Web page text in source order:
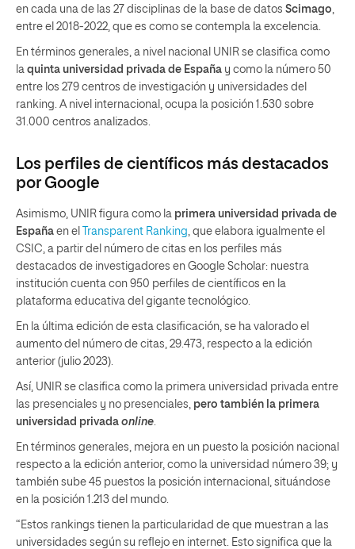
en cada una de las 27 disciplinas de la base de datos Scimago
entre el 2018-2022, que es como se contempla la excelencia.
En términos generales, a nivel nacional UNIR se clasifica como
la quinta universidad privada de España y como la número 50
entre los 279 centros de investigación y universidades del
ranking. A nivel internacional, ocupa la posición 1.530 sobre
31.000 centros analizados.
Los perfiles de científicos más destacados
por Google
Asimismo, UNIR figura como la primera universidad privada de
España en el Transparent Ranking , que elabora igualmente el
CSIC, a partir del número de citas en los perfiles más
destacados de investigadores en Google Scholar: nuestra
institución cuenta con 950 perfiles de científicos en la
plataforma educativa del gigante tecnológico.
En la última edición de esta clasificación, se ha valorado el
aumento del número de citas, 29.473, respecto a la edición
anterior (julio 2023).
Así, UNIR se clasifica como la primera universidad privada entre
las presenciales y no presenciales, pero también la primera
universidad privada online
En términos generales, mejora en un puesto la posición nacional
respecto a la edición anterior, como la universidad número 39; y
también sube 45 puestos la posición internacional, situándose
en la posición 1.213 del mundo.
“Estos rankings tienen la particularidad de que muestran a las
universidades según su reflejo en internet. Esto significa que la